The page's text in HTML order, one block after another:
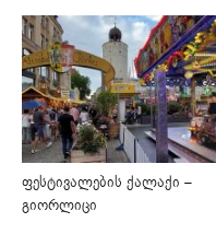
ფესტივალების ქალაქი –
გიორლიცი